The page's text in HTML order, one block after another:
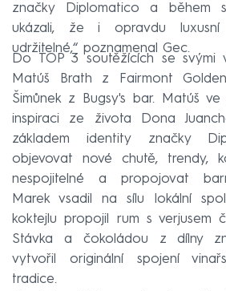
značky Diplomatico a během
ukázali, že i opravdu
udržitelné,“ poznamenal Gec.
Do TOP 3 soutěžících se svými
Matúš Brath z Fairmont
Šimůnek z Bugsy's bar. Matúš
inspiraci ze života Dona
základem identity značky
objevovat nové chutě, trendy,
nespojitelné a propojovat
Marek vsadil na sílu lokální
koktejlu propojil rum s verjusem
Stávka a čokoládou z dílny
vytvořil originální spojení
tradice.